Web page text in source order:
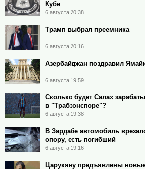
Кубе
6 августа 20:38
Трамп выбрал преемника
6 августа 20:16
Азербайджан поздравил
6 августа 19:59
Сколько будет Салах
в "Трабзонспоре"?
6 августа 19:38
В Зардабе автомобиль
опору, есть погибший
6 августа 19:16
Царукяну предъявлены новые